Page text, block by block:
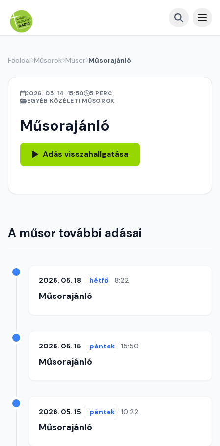
Főoldal Műsorok Műsor Műsorajánló
2026. 05. 14. 15:50
5 PERC
EGYÉB KÖZÉLETI MŰSOROK
Műsorajánló
Adás visszahallgatása
A műsor további adásai
2026. 05. 18. hétfő 8:22
Műsorajánló
2026. 05. 15. péntek 15:50
Műsorajánló
2026. 05. 15. péntek 10:22
Műsorajánló